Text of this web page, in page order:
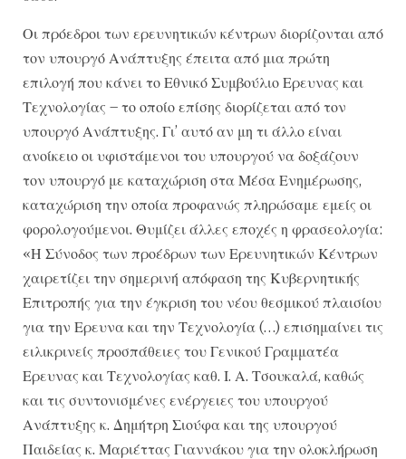
Οι πρόεδροι των ερευνητικών κέντρων διορίζονται από
τον υπουργό Ανάπτυξης έπειτα από μια πρώτη
επιλογή που κάνει το Εθνικό Συμβούλιο Ερευνας και
Τεχνολογίας – το οποίο επίσης διορίζεται από τον
υπουργό Ανάπτυξης. Γι’ αυτό αν μη τι άλλο είναι
ανοίκειο οι υφιστάμενοι του υπουργού να δοξάζουν
τον υπουργό με καταχώριση στα Μέσα Ενημέρωσης,
καταχώριση την οποία προφανώς πληρώσαμε εμείς οι
φορολογούμενοι. Θυμίζει άλλες εποχές η φρασεολογία:
«Η Σύνοδος των προέδρων των Ερευνητικών Κέντρων
χαιρετίζει την σημερινή απόφαση της Κυβερνητικής
Επιτροπής για την έγκριση του νέου θεσμικού πλαισίου
για την Ερευνα και την Τεχνολογία (…) επισημαίνει τις
ειλικρινείς προσπάθειες του Γενικού Γραμματέα
Ερευνας και Τεχνολογίας καθ. Ι. Α. Τσουκαλά, καθώς
και τις συντονισμένες ενέργειες του υπουργού
Ανάπτυξης κ. Δημήτρη Σιούφα και της υπουργού
Παιδείας κ. Μαριέττας Γιαννάκου για την ολοκλήρωση